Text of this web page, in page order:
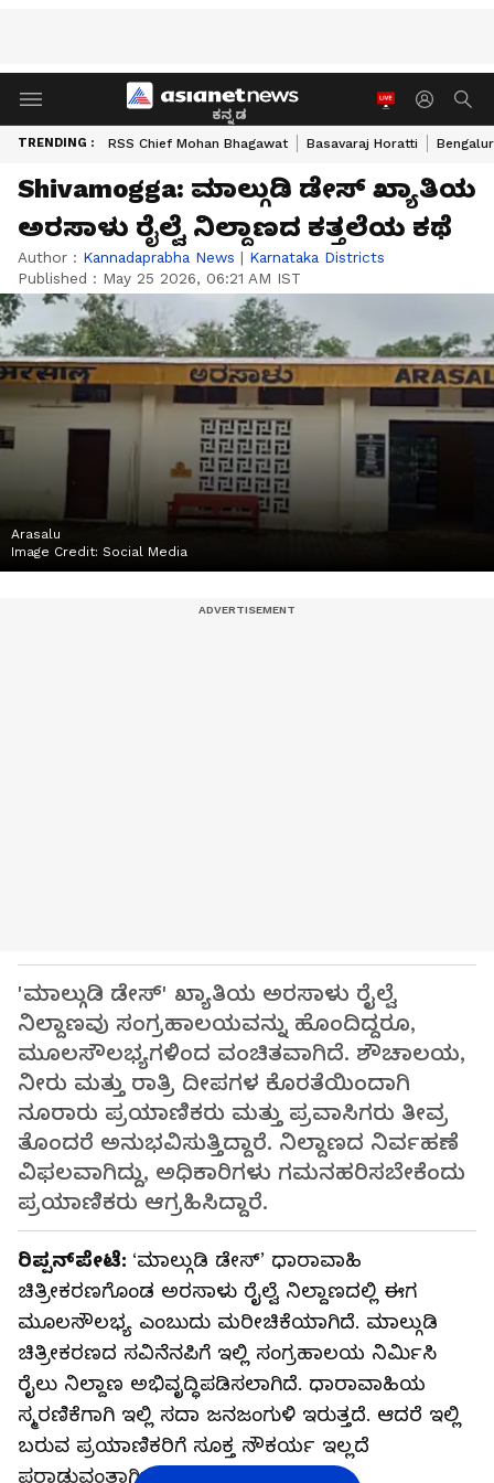
ಕನ್ನಡ
TRENDING : RSS Chief Mohan Bhagawat Basavaraj Horatti
Shivamogga: ಮಾಲ್ಗುಡಿ ಡೇಸ್ ಖ್ಯಾತಿಯ
ಅರಸಾಳು ರೈಲ್ವೆ ನಿಲ್ದಾಣದ ಕತ್ತಲೆಯ ಕಥೆ
Author : Kannadaprabha News | Karnataka Districts
Published : May 25 2026, 06:21 AM IST
Arasalu
Image Credit: Social Media
'ಮಾಲ್ಗುಡಿ ಡೇಸ್' ಖ್ಯಾತಿಯ ಅರಸಾಳು ರೈಲ್ವೆ
ನಿಲ್ದಾಣವು ಸಂಗ್ರಹಾಲಯವನ್ನು ಹೊಂದಿದ್ದರೂ,
ಮೂಲಸೌಲಭ್ಯಗಳಿಂದ ವಂಚಿತವಾಗಿದೆ. ಶೌಚಾಲಯ,
ನೀರು ಮತ್ತು ರಾತ್ರಿ ದೀಪಗಳ ಕೊರತೆಯಿಂದಾಗಿ
ನೂರಾರು ಪ್ರಯಾಣಿಕರು ಮತ್ತು ಪ್ರವಾಸಿಗರು ತೀವ್ರ
ತೊಂದರೆ ಅನುಭವಿಸುತ್ತಿದ್ದಾರೆ. ನಿಲ್ದಾಣದ ನಿರ್ವಹಣೆ
ವಿಫಲವಾಗಿದ್ದು, ಅಧಿಕಾರಿಗಳು ಗಮನಹರಿಸಬೇಕೆಂದು
ಪ್ರಯಾಣಿಕರು ಆಗ್ರಹಿಸಿದ್ದಾರೆ.
ರಿಪ್ಪನ್‍ಪೇಟೆ: ‘ಮಾಲ್ಗುಡಿ ಡೇಸ್’ ಧಾರಾವಾಹಿ
ಚಿತ್ರೀಕರಣಗೊಂಡ ಅರಸಾಳು ರೈಲ್ವೆ ನಿಲ್ದಾಣದಲ್ಲಿ ಈಗ
ಮೂಲಸೌಲಭ್ಯ ಎಂಬುದು ಮರೀಚಿಕೆಯಾಗಿದೆ. ಮಾಲ್ಗುಡಿ
ಚಿತ್ರೀಕರಣದ ಸವಿನೆನಪಿಗೆ ಇಲ್ಲಿ ಸಂಗ್ರಹಾಲಯ ನಿರ್ಮಿಸಿ
ರೈಲು ನಿಲ್ದಾಣ ಅಭಿವೃದ್ಧಿಪಡಿಸಲಾಗಿದೆ. ಧಾರಾವಾಹಿಯ
ಸ್ಮರಣಿಕೆಗಾಗಿ ಇಲ್ಲಿ ಸದಾ ಜನಜಂಗುಳಿ ಇರುತ್ತದೆ. ಆದರೆ ಇಲ್ಲಿ
ಬರುವ ಪ್ರಯಾಣಿಕರಿಗೆ ಸೂಕ್ತ ಸೌಕರ್ಯ ಇಲ್ಲದೆ
ಪರಾಡುವಂತಾಗಿದೆ.